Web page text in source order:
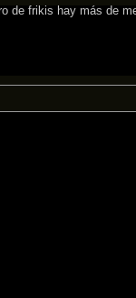
de frikis hay más de